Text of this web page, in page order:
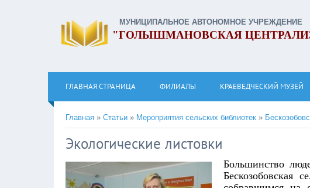
МУНИЦИПАЛЬНОЕ АВТОНОМНОЕ УЧРЕЖДЕНИЕ
"ГОЛЫШМАНОВСКАЯ
ГЛАВНАЯ СТРАНИЦА ФИЛИАЛЫ КРАЕВЕДЧЕСКИЙ МУЗЕЙ
Главная » Статьи » Мероприятия сельских библиотек »
Экологические листовки
Большинство
Бескозобовская